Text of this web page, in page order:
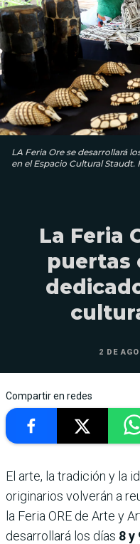
LA Feria Ore se desarrollará
en el Espacio Cultural Staudt.
La Feria
puertas
2 DE
Compartir en redes
El arte, la tradición y la
originarios volverán a
la Feria ORE de Arte y
desarrollará los días 8 y